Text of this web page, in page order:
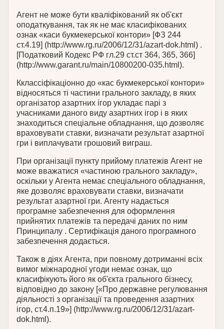
Агент не може бути кваліфікований як об'єкт
оподаткування, так як не має класифікованих
ознак «каси букмекерської контори» [ФЗ 244
ст.4.19] (http://www.rg.ru/2006/12/31/azart-dok.html) .
[Податковий Кодекс РФ гл.29 ст.ст 364, 365, 366]
(http://www.garant.ru/main/10800200-035.html).
Кклассіфікаціонно до «кас букмекерської контори»
відносяться ті частини грального закладу, в яких
організатор азартних ігор укладає парі з
учасниками даного виду азартних ігор і в яких
знаходиться спеціальне обладнання, що дозволяє
враховувати ставки, визначати результат азартної
гри і виплачувати грошовий виграш.
При організації пункту прийому платежів Агент не
може вважатися «частиною грального закладу»,
оскільки у Агента немає спеціального обладнання,
яке дозволяє враховувати ставки, визначати
результат азартної гри. Агенту надається
програмне забезпечення для оформлення
прийнятих платежів та передачі даних по ним
Принципалу . Сертифікація даного програмного
забезпечення додається.
Також в діях Агента, при повному дотриманні всіх
вимог міжнародної угоди немає ознак, що
класифікують його як об'єкта грального бізнесу,
відповідно до закону [«Про державне регулювання
діяльності з організації та проведення азартних
ігор, ст.4.п.19»] (http://www.rg.ru/2006/12/31/azart-
dok.html).